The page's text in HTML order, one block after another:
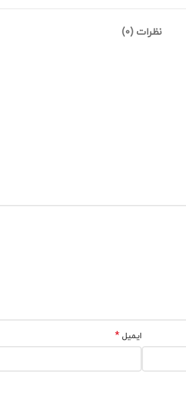
نظرات (0)
ایمیل *